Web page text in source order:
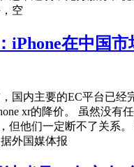
空
iPhone在中国市
国内主要的EC平台已经
xr的降价。 虽然没有
但他们一定断不了关系
外国媒体报